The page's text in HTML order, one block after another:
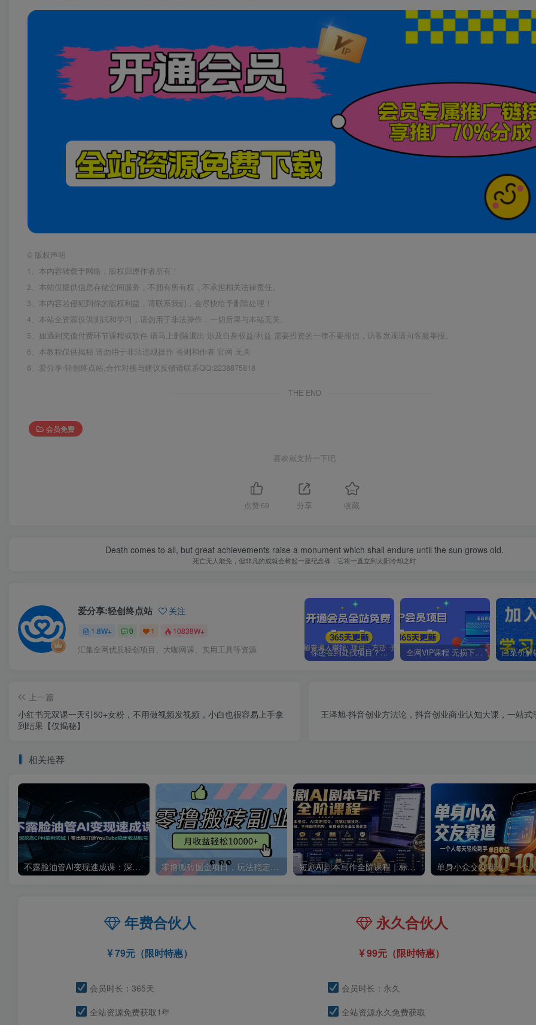
© 版权声明
1、本内容转载于网络，版权归原作者所有！
2、本站仅提供信息存储空间服务，不拥有所有权，不承担相关法律责任。
3、本内容若侵犯到你的版权利益，请联系我们，会尽快给予删除处理！
4、本站全资源仅供测试和学习，请勿用于非法操作，一切后果与本站无关。
5、如遇到充值付费环节课程或软件 请马上删除退出 涉及自身权益/利益 需要投资的一律不要相信，访客发现请向客服举报。
6、本教程仅供揭秘 请勿用于非法违规操作 否则和作者 官网 无关
6、爱分享·轻创终点站,合作对接与建议反馈请联系QQ:2238875818
THE END
会员免费
喜欢就支持一下吧
点赞 69 分享 收藏
Death comes to all, but great achievements raise a monument which shall endure until the sun grows old.
死亡无人能免，但非凡的成就会树起一座纪念碑，它将一直立到太阳冷却之时
爱分享:轻创终点站 关注
1.8W+ 0 1 10838W+
汇集全网优质轻创项目、大咖网课、实用工具等资源 你还在到处找项目？还在当韭菜？我靠卖项目一个月收入5万+，曾经我也是个失败者。 全网VIP课程 无损下载~.~
上一篇
小红书无双课一天引50+女粉，不用做视频发视频，小白也很容易上手拿
到结果【仅揭秘】
王泽旭·抖音创业方法论，​抖音创业商业认知大课，一站
相关推荐
不露脸油管AI变现速成课：深挖高CPM盈利领域，零出镜打造YouTube稳定收益账号 零撸搬砖掘金项目，玩法稳定普通人可落地的长期副业，月收益轻松10000+ 短剧AI剧本写作全阶课程｜标准剧本格式、AI写剧指令、投稿过稿技巧、网文改编、主线剧情把控、审稿避坑全套实操教学
年费合伙人
79元（限时特惠）
会员时长：365天
全站资源免费获取1年
永久合伙人
99元（限时特惠）
会员时长：永久
全站资源永久免费获取